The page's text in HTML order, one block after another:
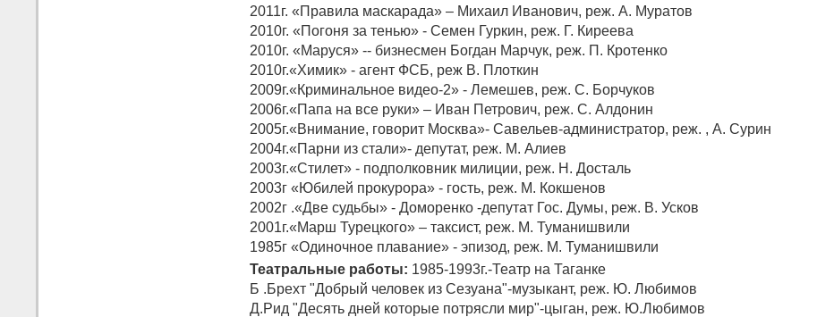
2011г. «Правила маскарада» – Михаил Иванович, реж. А. Муратов
2010г. «Погоня за тенью» - Семен Гуркин, реж. Г. Киреева
2010г. «Маруся» -- бизнесмен Богдан Марчук, реж. П. Кротенко
2010г.«Химик» - агент ФСБ, реж В. Плоткин
2009г.«Криминальное видео-2» - Лемешев, реж. С. Борчуков
2006г.«Папа на все руки» – Иван Петрович, реж. С. Алдонин
2005г.«Внимание, говорит Москва»- Савельев-администратор, реж. , А. Сурин
2004г.«Парни из стали»- депутат, реж. М. Алиев
2003г.«Стилет» - подполковник милиции, реж. Н. Досталь
2003г «Юбилей прокурора» - гость, реж. М. Кокшенов
2002г .«Две судьбы» - Доморенко -депутат Гос. Думы, реж. В. Усков
2001г.«Марш Турецкого» – таксист, реж. М. Туманишвили
1985г «Одиночное плавание» - эпизод, реж. М. Туманишвили
Театральные работы: 1985-1993г.-Театр на Таганке
Б .Брехт "Добрый человек из Сезуана"-музыкант, реж. Ю. Любимов
Д.Рид "Десять дней которые потрясли мир"-цыган, реж. Ю.Любимов